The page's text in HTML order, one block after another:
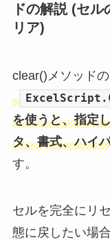
ドの解説 (セ
リア)
clear()メソッドの
を使うと、指定
タ、書式、ハイ
す。
セルを完全にリ
態に戻したい場